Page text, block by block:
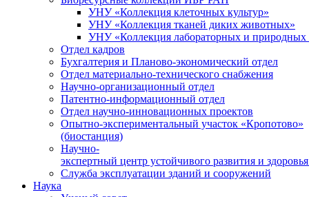
УНУ «Коллекция клеточных культур»
УНУ «Коллекция тканей диких животных»
УНУ «Коллекция лабораторных и природных
Отдел кадров
Бухгалтерия и Планово-экономический отдел
Отдел материально-технического снабжения
Научно-организационный отдел
Патентно-информационный отдел
Отдел научно-инновационных проектов
Опытно-экспериментальный участок «Кропотово»
(биостанция)
Научно-
экспертный центр устойчивого развития и
Служба эксплуатации зданий и сооружений
Наука